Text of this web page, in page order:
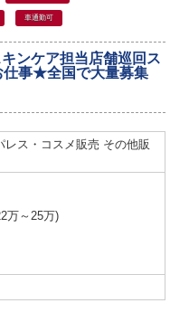
車通勤可
ンケア担当店舗巡回ス
仕事★全国で大量募集
ス・コスメ販売 その他販
万～25万)